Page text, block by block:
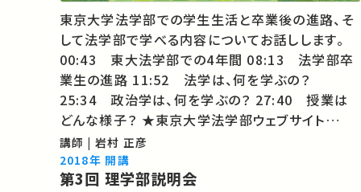
東京大学法学部での学生生活と卒業後の進路、そ
して法学部で学べる内容についてお話しします。
00:43 東大法学部での4年間 08:13 法学部卒
業生の進路 11:52 法学は、何を学ぶの？
25:34 政治学は、何を学ぶの？ 27:40 授業は
どんな様子？ ★東京大学法学部ウェブサイト
http://www.j.u-tokyo.ac.jp/ ★東京大学「入
学・進学をご希望の方へ」 http://www.u-
tokyo.ac.jp/index/k00…
講師 | 岩村 正彦
2018年 開講
第3回 理学部説明会